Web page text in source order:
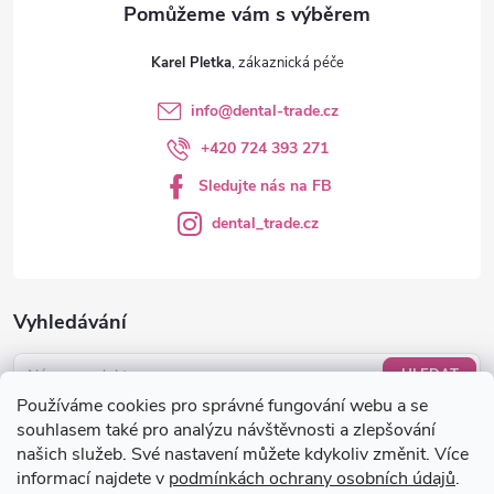
Používáme cookies pro správné fungování webu a se
souhlasem také pro analýzu návštěvnosti a zlepšování
našich služeb. Své nastavení můžete kdykoliv změnit. Více
informací najdete v podmínkách ochrany osobních údajů.
Vyhledávání
HLEDAT
Nákupní košík
0KS /0 KČ
Karel Pletka
info@dental-trade.cz
+420 724 393 271
Sledujte nás na FB
dental_trade.cz